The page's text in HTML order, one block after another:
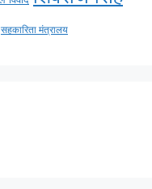
सहकारिता मंत्रालय